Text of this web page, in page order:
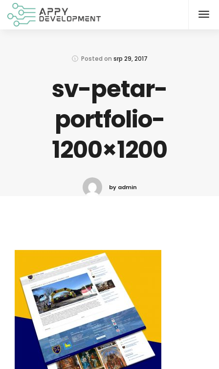
Posted on srp 29, 2017
sv-petar-
portfolio-
1200×1200
by admin